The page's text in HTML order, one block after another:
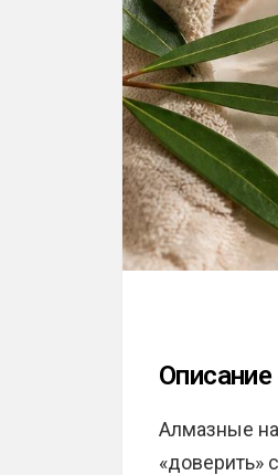
Алмазные
«доверить»